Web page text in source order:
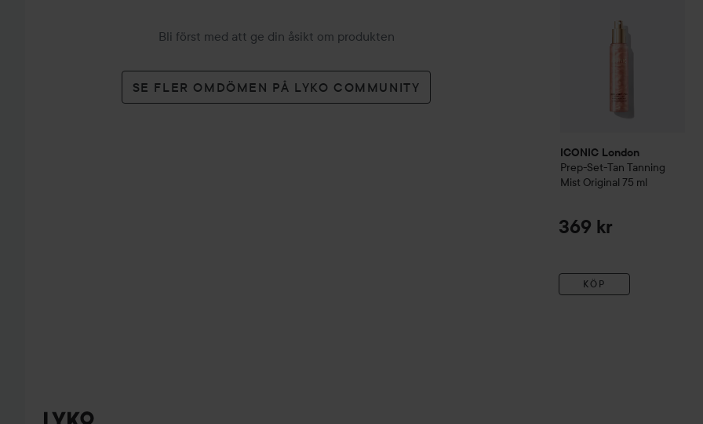
Bli först med att ge din åsikt om produkten
SE FLER OMDÖMEN PÅ LYKO COMMUNITY
ICONIC London
Prep-Set-Tan Tanning
Mist Original 75 ml
369 kr
KÖP